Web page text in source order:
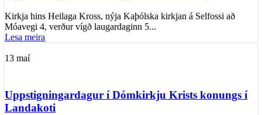
Kirkja hins Heilaga Kross, nýja Kaþólska kirkjan á Selfossi að
Móavegi 4, verður vígð laugardaginn 5...
Lesa meira
13 maí
Uppstigningardagur í Dómkirkju Krists konungs í
Landakoti